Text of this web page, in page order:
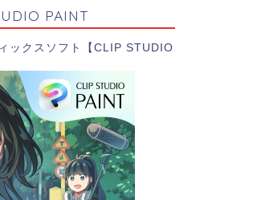
PAINT
ックスソフト【CLIP STUDIO